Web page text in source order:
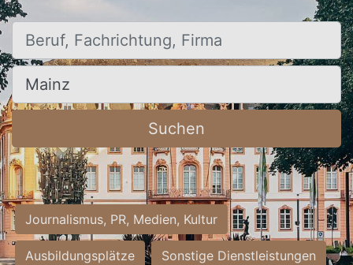
Beruf, Fachrichtung, Firma
Ort, Stadt
Suchen
Journalismus, PR, Medien, Kultur
Ausbildungsplätze Sonstige Dienstleistungen